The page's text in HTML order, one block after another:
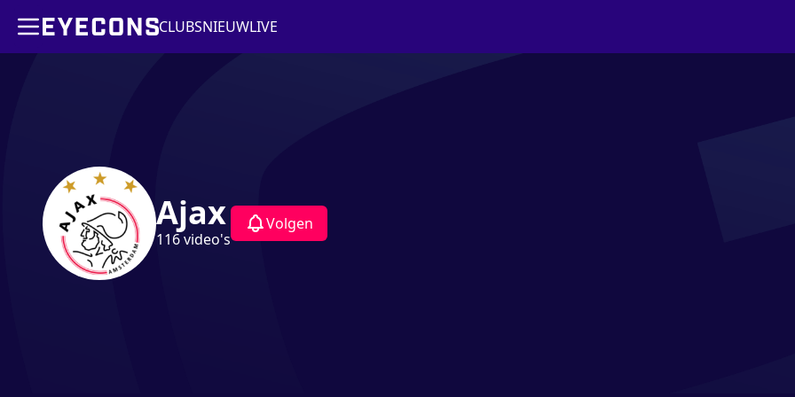
CLUBSNIEUWLIVE
Ajax
116video's
Volgen